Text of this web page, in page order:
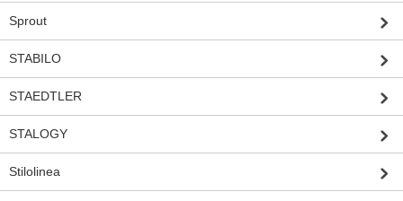
Sprout
STABILO
STAEDTLER
STALOGY
Stilolinea